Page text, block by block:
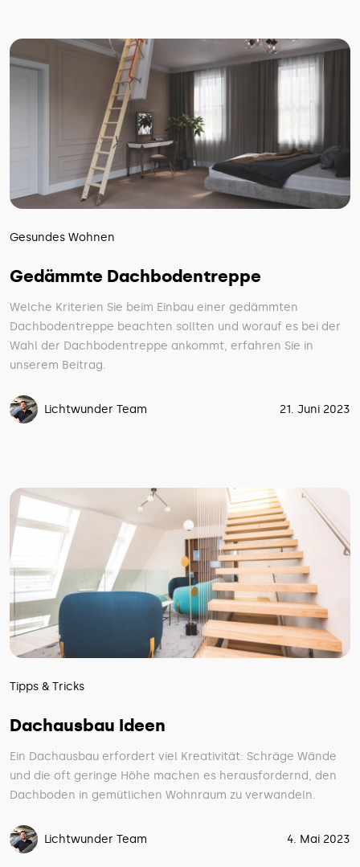
Gesundes Wohnen
Gedämmte Dachbodentreppe
Welche Kriterien Sie beim Einbau einer gedämmten
Dachbodentreppe beachten sollten und worauf es bei der
Wahl der Dachbodentreppe ankommt, erfahren Sie in
unserem Beitrag.
Lichtwunder Team 21. Juni 2023
Tipps & Tricks
Dachausbau Ideen
Ein Dachausbau erfordert viel Kreativität: Schräge Wände
und die oft geringe Höhe machen es herausfordernd, den
Dachboden in gemütlichen Wohnraum zu verwandeln.
Lichtwunder Team 4. Mai 2023